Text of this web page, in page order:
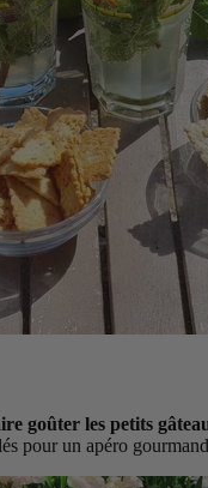
goûter les petits
pour un apéro